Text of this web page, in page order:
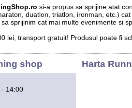
si-a propus sa sprijine atat
duatlon, triatlon, ironman, etc.) cat
sprijinim cat mai multe evenimente si
lei, transport gratuit! Produsul poate fi
shop Harta
- 14:00